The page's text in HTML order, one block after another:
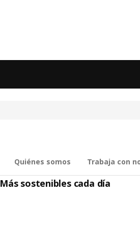
Más sostenibles cada día
Quiénes somos Trabaja con